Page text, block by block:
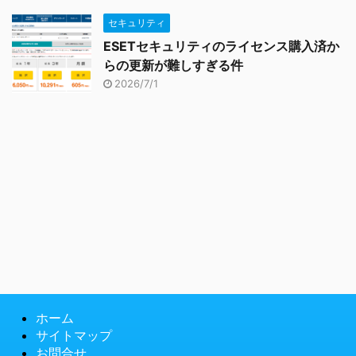
セキュリティ
ESETセキュリティのライセンス購入済か
らの更新が難しすぎる件
2026/7/1
ホーム
サイトマップ
お問合せ